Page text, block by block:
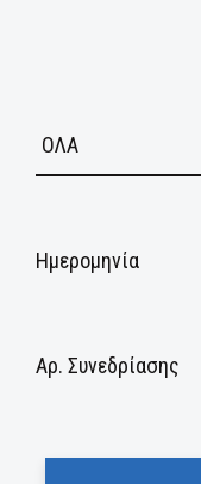
Ημερομηνία
Αρ. Συνεδρίασης